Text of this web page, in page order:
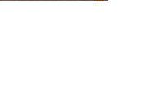
ともないメ
す。